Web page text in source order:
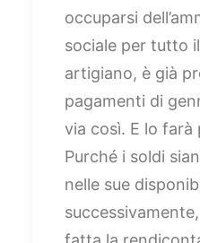
occuparsi
sociale per tutto
artigiano, è già
pagamenti di
via così. E lo farà
Purché i soldi
nelle sue